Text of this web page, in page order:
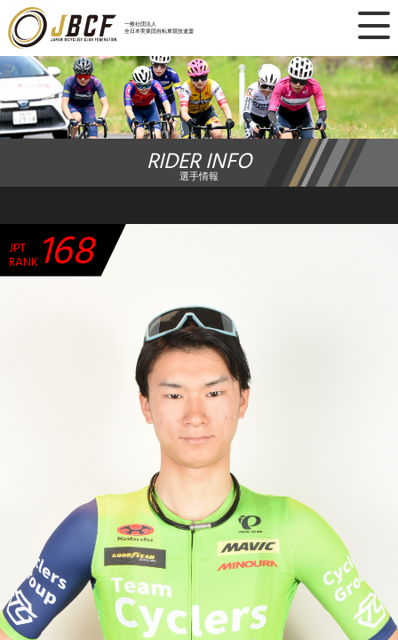
一般社団法人
全日本実業団自転車競技連盟
×
ニュース
レース日程
ランキング
競技ガイド
加盟・登録
エントリー
JBCF ROAD SERIESとは
RIDER INFO
選手情報
JPT
RANK 168